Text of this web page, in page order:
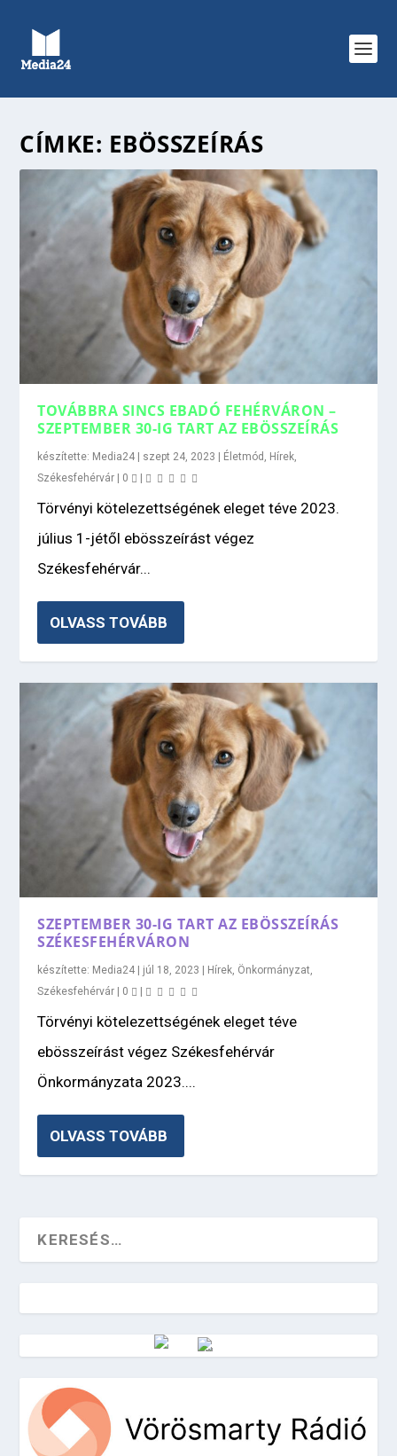
CÍMKE: EBÖSSZEÍRÁS
TOVÁBBRA SINCS EBADÓ FEHÉRVÁRON –
SZEPTEMBER 30-IG TART AZ EBÖSSZEÍRÁS
készítette: Media24 | szept 24, 2023 | Életmód Hírek
Székesfehérvár | 0 |
Törvényi kötelezettségének eleget téve 2023.
július 1-jétől ebösszeírást végez
Székesfehérvár...
OLVASS TOVÁBB
SZEPTEMBER 30-IG TART AZ EBÖSSZEÍRÁS
SZÉKESFEHÉRVÁRON
készítette: Media24 | júl 18, 2023 | Hírek Önkormányzat
Székesfehérvár | 0 |
Törvényi kötelezettségének eleget téve
ebösszeírást végez Székesfehérvár
Önkormányzata 2023....
OLVASS TOVÁBB
Vörösmarty Rádió